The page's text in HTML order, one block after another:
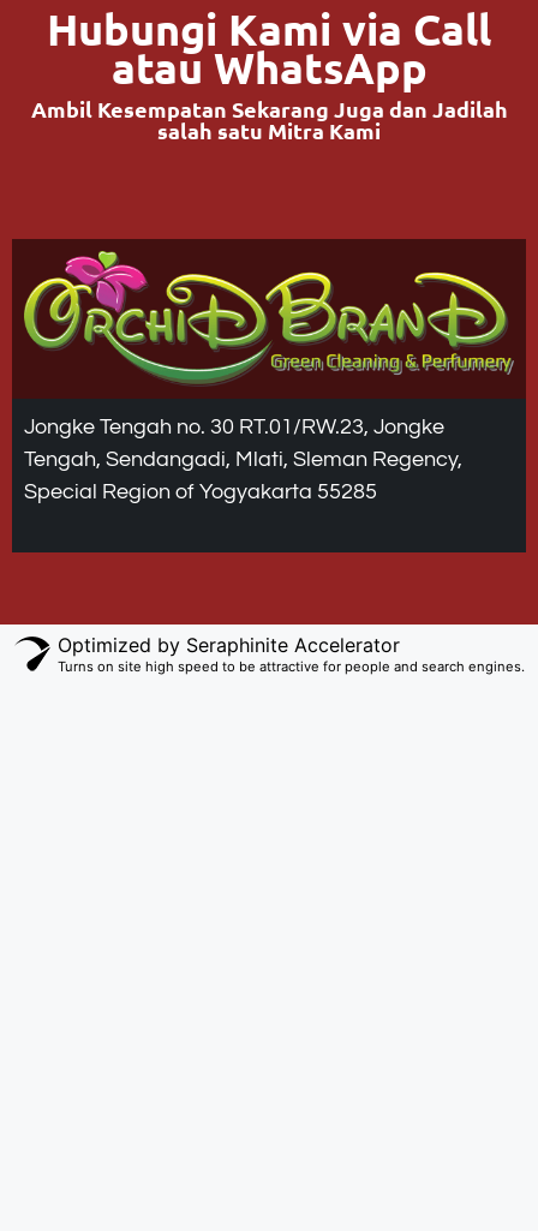
Hubungi Kami via Call
atau WhatsApp
Ambil Kesempatan Sekarang Juga dan Jadilah
salah satu Mitra Kami
Jongke Tengah no. 30 RT.01/RW.23, Jongke
Tengah, Sendangadi, Mlati, Sleman Regency,
Special Region of Yogyakarta 55285
Optimized by Seraphinite Accelerator
Turns on site high speed to be attractive for people and search engines.